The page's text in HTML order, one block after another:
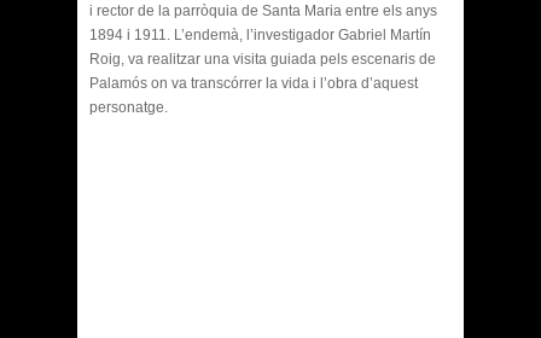
i rector de la parròquia de Santa Maria entre els anys
1894 i 1911. L’endemà, l’investigador Gabriel Martín
Roig, va realitzar una visita guiada pels escenaris de
Palamós on va transcórrer la vida i l’obra d’aquest
personatge.